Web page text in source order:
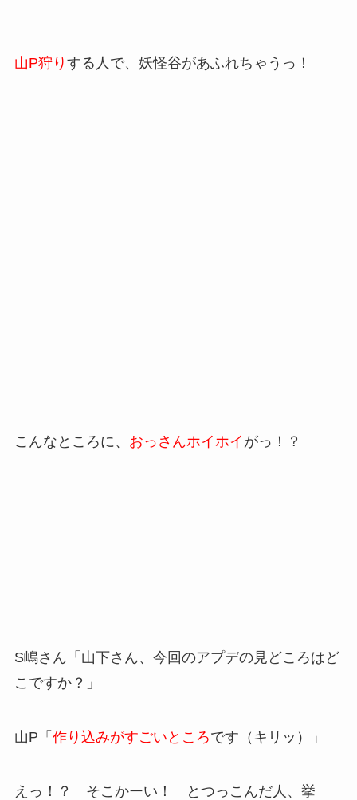
山P狩り する人で、妖怪谷があふれちゃうっ！
こんなところに、 おっさんホイホイ がっ！？
S嶋さん「山下さん、今回のアプデの見どころはど
こですか？」
山P「 作り込みがすごいところです（キリッ）」
えっ！？ そこかーい！ とつっこんだ人、挙